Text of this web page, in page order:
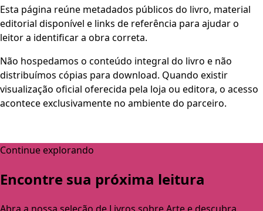
Esta página reúne metadados públicos do livro, material
editorial disponível e links de referência para ajudar o
leitor a identificar a obra correta.
Não hospedamos o conteúdo integral do livro e não
distribuímos cópias para download. Quando existir
visualização oficial oferecida pela loja ou editora, o acesso
acontece exclusivamente no ambiente do parceiro.
Continue explorando
Encontre sua próxima leitura
Abra a nossa seleção de Livros sobre Arte e descubra